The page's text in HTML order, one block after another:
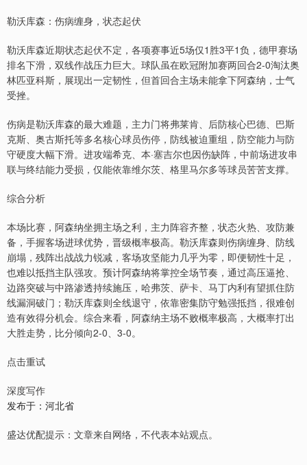
勒沃库森：伤病缠身，状态起伏
勒沃库森近期状态起伏不定，各项赛事近5场仅1胜3平1负，德甲赛场
排名下滑，双线作战压力巨大。球队虽在欧冠附加赛两回合2-0淘汰奥
林匹亚科斯，展现出一定韧性，但首回合主场未能拿下阿森纳，士气
受挫。
伤病是勒沃库森的最大难题，主力门将弗莱肯、后防核心巴德、巴斯
克斯、奥古斯托等多名核心球员伤停，防线被迫重组，防空能力与防
守硬度大幅下滑。进攻端希克、本·塞吉尔也因伤缺阵，中前场进攻串
联与终结能力受损，仅能依靠维尔茨、格里马尔多等球员苦苦支撑。
综合分析
本场比赛，阿森纳坐拥主场之利，主力阵容齐整，状态火热、攻防兼
备，手握客场进球优势，晋级概率极高。勒沃库森则伤病缠身、防线
崩塌，残阵出战战力锐减，客场攻坚能力几乎为零，即便韧性十足，
也难以抵挡主队强攻。预计阿森纳将掌控全场节奏，通过高压逼抢、
边路突破与中路渗透持续施压，哈弗茨、萨卡、马丁内利有望抓住防
线漏洞破门；勒沃库森则全线退守，依靠密集防守勉强抵挡，很难创
造有效得分机会。综合来看，阿森纳主场不败概率极高，大概率打出
大胜走势，比分倾向2-0、3-0。
点击重试
深度写作
发布于：河北省
盛达优配提示：文章来自网络，不代表本站观点。